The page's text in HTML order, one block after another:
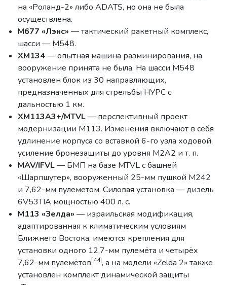
на «Роланд-2» либо ADATS, но она не была
осуществлена.
М677 «Лэнс» — тактический ракетный комплекс,
шасси — М548.
ХМ134— опытная машина разминирования, на
вооружение принята не была. На шасси М548
установлен блок из 30 направляющих,
предназначенных для стрельбы НУРС с
дальностью 1 км.
ХМ113А3+/MTVL— перспективный проект
модернизации М113. Изменения включают в себя
удлинение корпуса со вставкой 6-го узла ходовой,
усиление бронезащиты до уровня М2А2 и т. п.
MAV/IFVL— БМП на базе MTVL с башней
«Шарпшутер», вооруженный 25-мм пушкой М242
и 7,62-мм пулеметом. Силовая установка — дизель
6V53TIA мощностью 400 л. с.
M113 «Зелда» — израильская модификация,
адаптированная к климатическим условиям
Ближнего Востока, имеются крепления для
установки одного 12,7-мм пулемёта и четырёх
7,62-мм пулемётов[44], а на модели «Zelda 2» также
установлен комплект динамической защиты